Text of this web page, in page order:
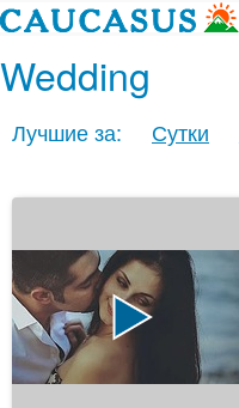
Wedding
Лучшие за: Сутки